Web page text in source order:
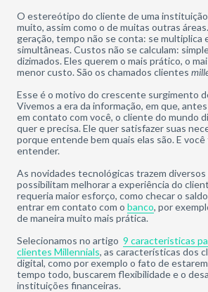
O estereótipo do cliente de uma
muito, assim como o de muitas outras
geração, tempo não se conta: se multiplica
simultâneas. Custos não se calculam:
dizimados. Eles querem o mais prático, o
menor custo. São os chamados clientes
Esse é o motivo do crescente surgimento
Vivemos a era da informação, em que,
em contato com você, o cliente do mundo
quer e precisa. Ele quer satisfazer suas
porque entende bem quais elas são. E
entender.
As novidades tecnológicas trazem
possibilitam melhorar a experiência do
requeria maior esforço, como checar o
entrar em contato com o banco, por
de maneira muito mais prática.
Selecionamos no artigo 9 caracteristicas
clientes Millennials, as características dos
digital, como por exemplo o fato de
tempo todo, buscarem flexibilidade e o
instituições financeiras.